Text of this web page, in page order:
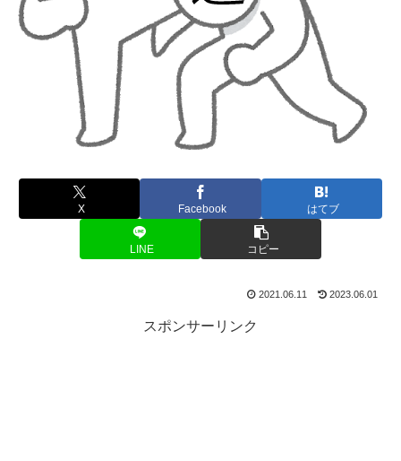
X Facebook はてブ
LINE コピー
2021.06.11 2023.06.01
スポンサーリンク